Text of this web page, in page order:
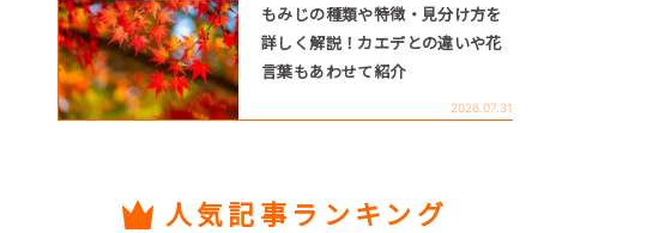
もみじの種類や特徴・見分け方を
詳しく解説！カエデとの違いや花
言葉もあわせて紹介
2026.07.31
人気記事ランキング